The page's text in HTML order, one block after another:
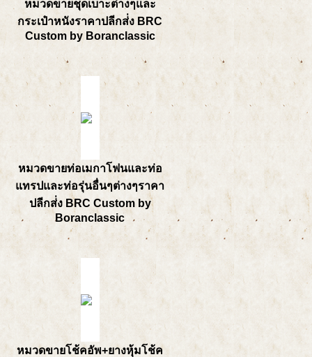
หมวดขายชุดเบาะต่างๆและ
กระเป๋าหนังราคาปลีกส่่ง BRC
Custom by Boranclassic
หมวดขายท่อเมกาโฟนและท่อ
แทรปและท่อรุ่นอื่นๆต่างๆราคา
ปลีกส่่ง BRC Custom by
Boranclassic
หมวดขายโช้คอัพ+ยางหุ้มโช้ค